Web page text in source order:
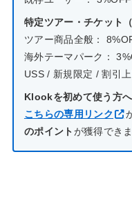
特定ツアー・チケット
ツアー商品全般：
海外テーマパーク：
USS / 新規限定 / 割引上
Klookを初めて使う方へ
こちらの専用リンク
のポイントが獲得できま